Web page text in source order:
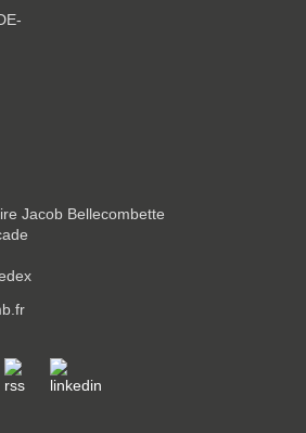
Jacob Bellecombette